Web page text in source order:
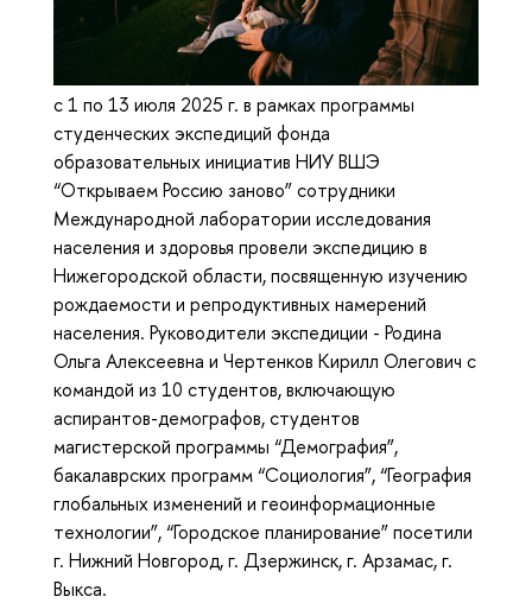
с 1 по 13 июля 2025 г. в рамках программы
студенческих экспедиций фонда
образовательных инициатив НИУ ВШЭ
“Открываем Россию заново” сотрудники
Международной лаборатории исследования
населения и здоровья провели экспедицию в
Нижегородской области, посвященную изучению
рождаемости и репродуктивных намерений
населения. Руководители экспедиции - Родина
Ольга Алексеевна и Чертенков Кирилл Олегович с
командой из 10 студентов, включающую
аспирантов-демографов, студентов
магистерской программы “Демография”,
бакалаврских программ “Социология”, “География
глобальных изменений и геоинформационные
технологии”, “Городское планирование” посетили
г. Нижний Новгород, г. Дзержинск, г. Арзамас, г.
Выкса.